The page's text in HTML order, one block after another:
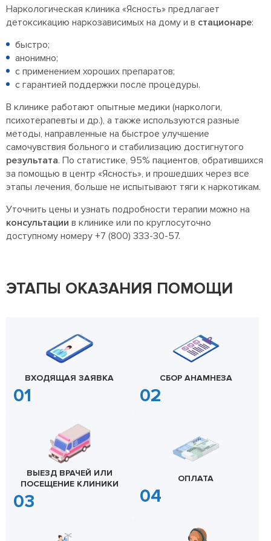
Наркологическая клиника «Ясность» предлагает
детоксикацию наркозависимых на дому и в стационаре:
быстро;
анонимно;
с применением хороших препаратов;
с гарантией поддержки после процедуры.
В клинике работают опытные медики (наркологи,
психотерапевты и др.), а также используются разные
методы, направленные на быстрое улучшение
самочувствия больного и стабилизацию достигнутого
результата. По статистике, 95% пациентов, обратившихся
за помощью в центр «Ясность», и прошедших через все
этапы лечения, больше не испытывают тяги к наркотикам.
Уточнить цены и узнать подробности терапии можно на
консультации в клинике или по круглосуточно
доступному номеру +7 (800) 333-30-57.
ЭТАПЫ ОКАЗАНИЯ ПОМОЩИ
ВХОДЯЩАЯ ЗАЯВКА СБОР АНАМНЕЗА
ВЫЕЗД ВРАЧЕЙ ИЛИ
ПОСЕЩЕНИЕ КЛИНИКИ
ОПЛАТА